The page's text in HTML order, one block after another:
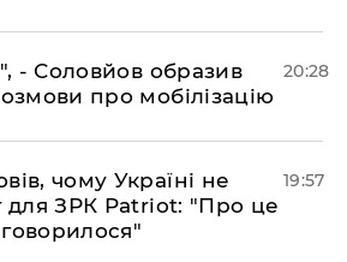
- Соловйов образив
про мобілізацію
20:28
чому Україні не
для ЗРК Patriot: "Про це
19:57